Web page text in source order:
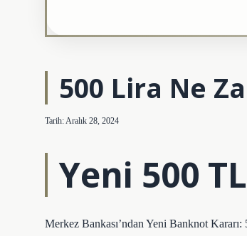
500 Lira Ne
Tarih: Aralık 28, 2024
Yeni 500
Merkez Bankası’ndan Yeni Banknot